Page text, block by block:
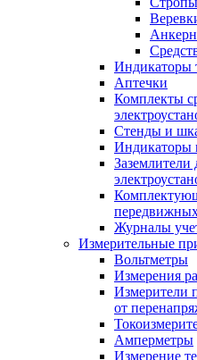
Индикаторы
Аптечки
Комплекты
Стенды и
Индикаторы
Журналы
Измерительные
Вольтметры
Измерения
Измерители
от
Амперметры
Измерение